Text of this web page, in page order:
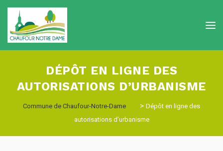
DÉPÔT EN LIGNE DES
AUTORISATIONS D’URBANISME
Commune de Chaufour-Notre-Dame > Dépôt en ligne des
autorisations d’urbanisme